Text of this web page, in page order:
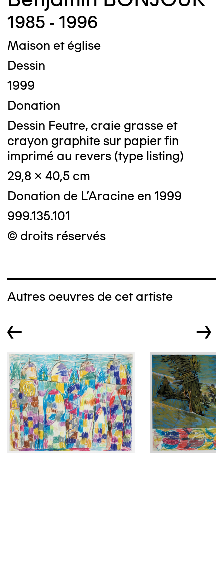
1985 - 1996
Maison et église
Dessin
1999
Donation
Dessin Feutre, craie grasse et
crayon graphite sur papier fin
imprimé au revers (type listing)
29,8 x 40,5 cm
Donation de L'Aracine en 1999
999.135.101
© droits réservés
Autres oeuvres de cet artiste
← →